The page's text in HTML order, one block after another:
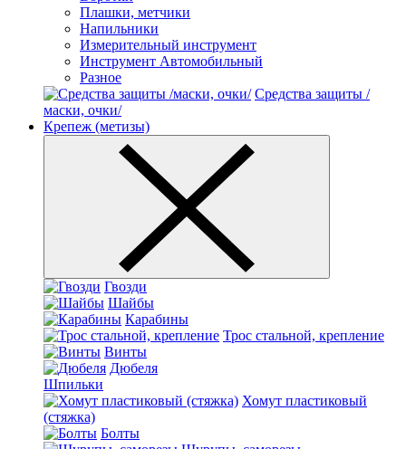
Плашки, метчики
Напильники
Измерительный инструмент
Инструмент Автомобильный
Разное
Средства защиты /
маски, очки/
Крепеж (метизы)
Гвозди
Шайбы
Карабины
Трос стальной, крепление
Винты
Дюбеля
Шпильки
Хомут пластиковый
(стяжка)
Болты